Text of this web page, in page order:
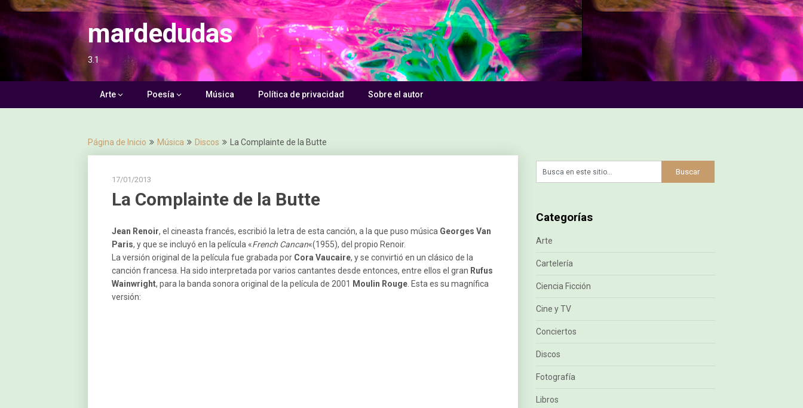
Saltar
contenido
mardedudas
3.1
Arte Poesía Música Política de privacidad Sobre el autor
Página de Inicio Música Discos La Complainte de la Butte
17/01/2013
La Complainte de la Butte
Jean Renoir, el cineasta francés, escribió la letra de esta canción, a la que puso música Georges Van
Paris, y que se incluyó en la película «French Cancan«(1955), del propio Renoir.
La versión original de la película fue grabada por Cora Vaucaire, y se convirtió en un clásico de la
canción francesa. Ha sido interpretada por varios cantantes desde entonces, entre ellos el gran Rufus
Wainwright, para la banda sonora original de la película de 2001 Moulin Rouge . Esta es su magnífica
versión:
Categorías
Arte
Cartelería
Ciencia Ficción
Cine y TV
Conciertos
Discos
Fotografía
Libros